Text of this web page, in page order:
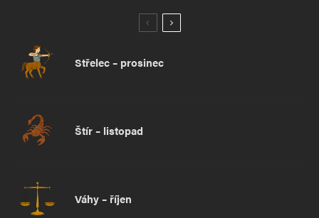
Střelec – prosinec
Štír – listopad
Váhy – říjen